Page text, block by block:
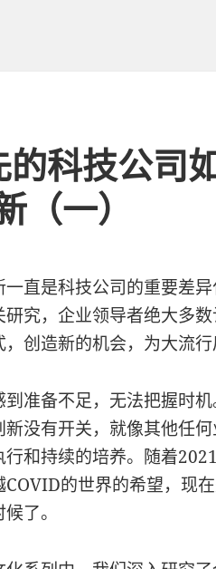
科技公司
（一）
直是科技公司的重要差
研究，企业领导者绝大多
创造新的机会，为大流行
准备不足，无法把握时
新没有开关，就像其他任
和持续的培养。随着
COVID的世界的希望，现
了。